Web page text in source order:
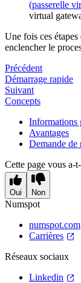
(passerelle
virtual
Une fois ces étapes
enclencher le
Précédent
Démarrage rapide
Suivant
Concepts
Informations
Avantages
Demande de
Cette page vous a-
Oui Non
Numspot
numspot.com
Carrières
Réseaux sociaux
Linkedin